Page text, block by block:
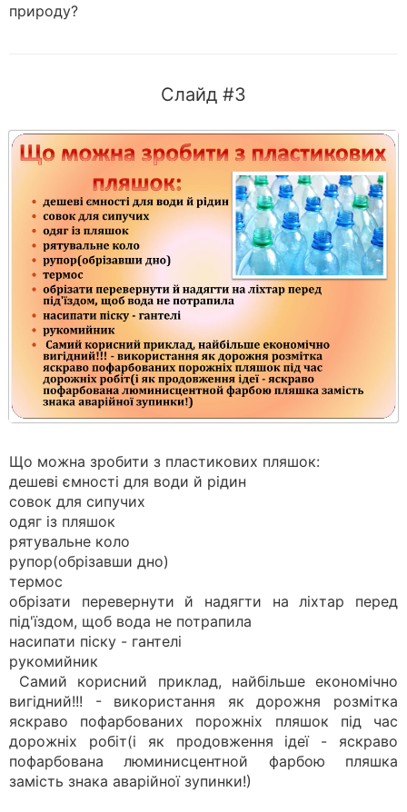
природу?
Слайд #3
Що можна зробити з пластикових пляшок:
дешеві ємності для води й рідин
совок для сипучих
одяг із пляшок
рятувальне коло
рупор(обрізавши дно)
термос
обрізати перевернути й надягти на ліхтар перед
під'їздом, щоб вода не потрапила
насипати піску - гантелі
рукомийник
Самий корисний приклад, найбільше економічно
вигідний!!! - використання як дорожня розмітка
яскраво пофарбованих порожніх пляшок під час
дорожніх робіт(і як продовження ідеї - яскраво
пофарбована люминисцентной фарбою пляшка
замість знака аварійної зупинки!)